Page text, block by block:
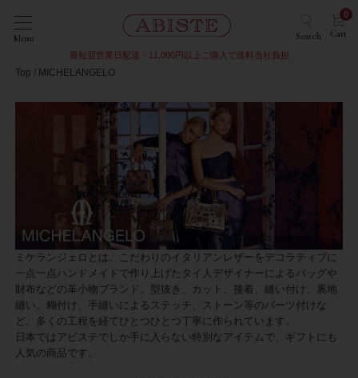
Menu Search Cart
0
最短翌営業日配送・11,000円以上ご購入で送料当社負担
Top MICHELANGELO
ミケランジェロとは、こだわりのイタリアンレザーをデコラティブに
一点一点ハンドメイドで作り上げたタイ人デザイナーによるバッグや
財布などの革小物ブランド。型抜き、カット、接着、縫い付け、裏地
縫い、糊付け、手縫いによるステッチ、ストーン等のパーツ付けな
ど、多くの工程を経てひとつひとつ丁寧に作られています。
日本ではアビステでしか手に入らない特別なアイテムで、ギフトにも
人気の商品です。